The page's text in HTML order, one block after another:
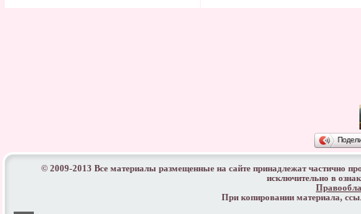
© 2009-2013 Все материалы размещенные на сайте принадлежат частично
исключительно в
При копировании материала,